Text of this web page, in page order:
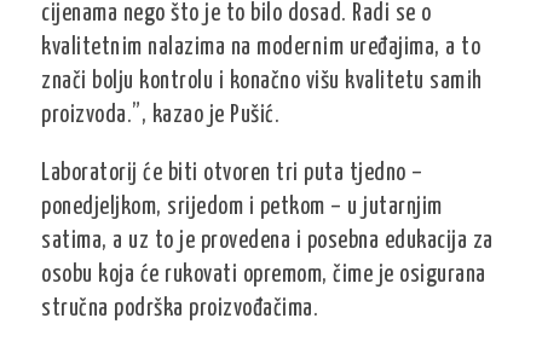
cijenama nego što je to bilo dosad. Radi se o
kvalitetnim nalazima na modernim uređajima, a to
znači bolju kontrolu i konačno višu kvalitetu samih
proizvoda.”, kazao je Pušić.
Laboratorij će biti otvoren tri puta tjedno –
ponedjeljkom, srijedom i petkom – u jutarnjim
satima, a uz to je provedena i posebna edukacija za
osobu koja će rukovati opremom, čime je osigurana
stručna podrška proizvođačima.